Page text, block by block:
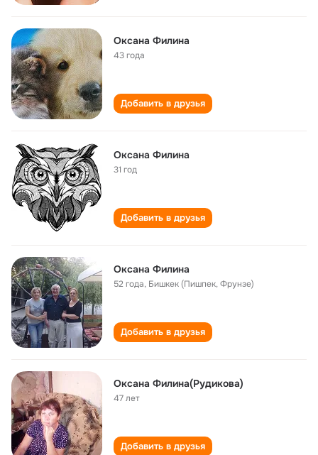
Оксана Филина
43 года
Добавить в друзья
Оксана Филина
31 год
Добавить в друзья
Оксана Филина
52 года, Бишкек (Пишпек, Фрунзе)
Добавить в друзья
Оксана Филина(Рудикова)
47 лет
Добавить в друзья